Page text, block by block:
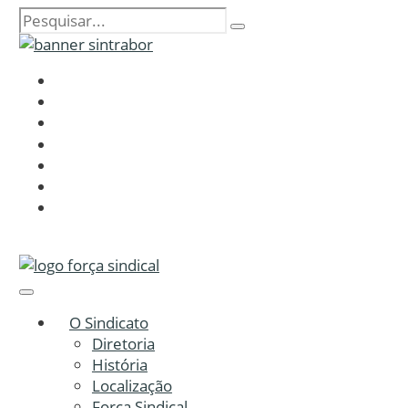
O Sindicato
Diretoria
História
Localização